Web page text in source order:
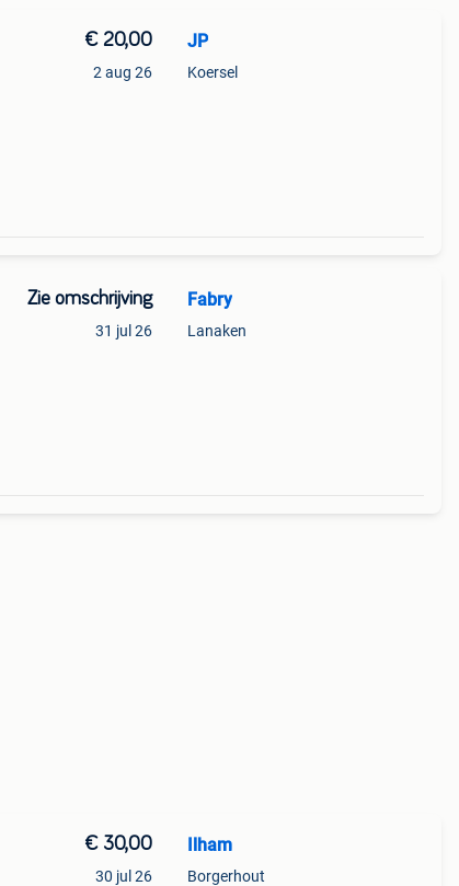
€ 20,00
2 aug 26
JP
Koersel
Zie omschrijving
31 jul 26
Fabry
Lanaken
€ 30,00
30 jul 26
Ilham
Borgerhout